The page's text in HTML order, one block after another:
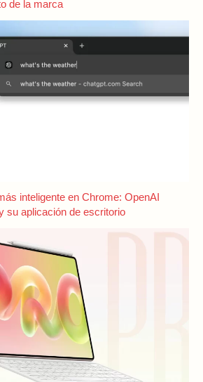
de la marca
inteligente en Chrome: OpenAI
su aplicación de escritorio